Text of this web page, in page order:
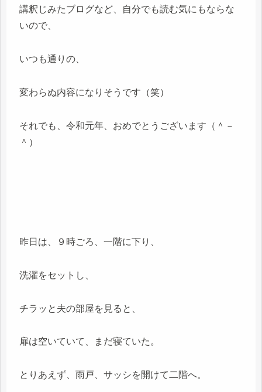
講釈じみたブログなど、自分でも読む気にもならな
いので、
いつも通りの、
変わらぬ内容になりそうです（笑）
それでも、令和元年、おめでとうございます（＾－
＾）
昨日は、９時ごろ、一階に下り、
洗濯をセットし、
チラッと夫の部屋を見ると、
扉は空いていて、まだ寝ていた。
とりあえず、雨戸、サッシを開けて二階へ。